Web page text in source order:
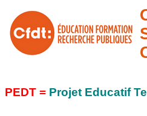
PEDT = Projet Educatif